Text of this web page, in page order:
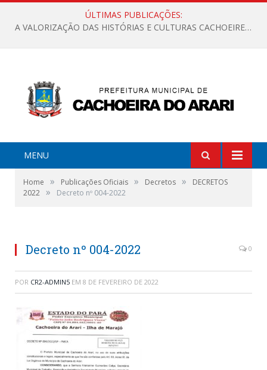
ÚLTIMAS PUBLICAÇÕES:
A VALORIZAÇÃO DAS HISTÓRIAS E CULTURAS CACHOEIRENSES
MENU
Home » Publicações Oficiais » Decretos »
DECRETOS
2022 » Decreto nº 004-2022
Decreto nº 004-2022 0
POR CR2-ADMIN5 EM 8 DE FEVEREIRO DE 2022